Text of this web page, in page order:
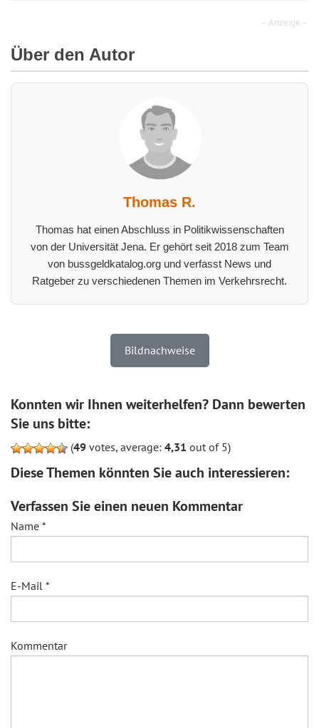
– Anzeige –
Über den Autor
Thomas R.
Thomas hat einen Abschluss in Politikwissenschaften
von der Universität Jena. Er gehört seit 2018 zum Team
von bussgeldkatalog.org und verfasst News und
Ratgeber zu verschiedenen Themen im Verkehrsrecht.
Bildnachweise
Konnten wir Ihnen weiterhelfen? Dann bewerten
Sie uns bitte:
(49 votes, average: 4,31 out of 5)
Diese Themen könnten Sie auch interessieren:
Verfassen Sie einen neuen Kommentar
Name *
E-Mail *
Kommentar